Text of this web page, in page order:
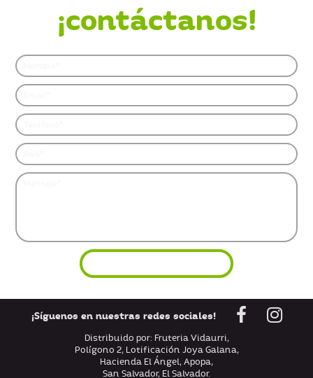
¡contáctanos!
¡Síguenos en nuestras redes sociales!
Distribuido por: Fruteria Vidaurri,
Polígono 2, Lotificación Joya Galana,
Hacienda El Ángel, Apopa,
San Salvador, El Salvador.